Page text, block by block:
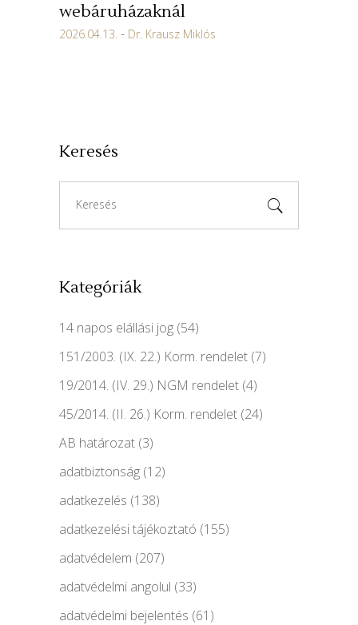
webáruházaknál
2026.04.13. Dr. Krausz Miklós
Keresés
for:
Kategóriák
14 napos elállási jog (54)
151/2003. (IX. 22.) Korm. rendelet (7)
19/2014. (IV. 29.) NGM rendelet (4)
45/2014. (II. 26.) Korm. rendelet (24)
AB határozat (3)
adatbiztonság (12)
adatkezelés (138)
adatkezelési tájékoztató (155)
adatvédelem (207)
adatvédelmi angolul (33)
adatvédelmi bejelentés (61)